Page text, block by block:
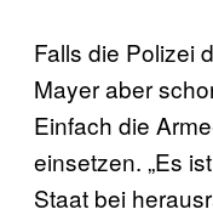
Falls die Polizei
Mayer aber
Einfach die
einsetzen. „Es
Staat bei